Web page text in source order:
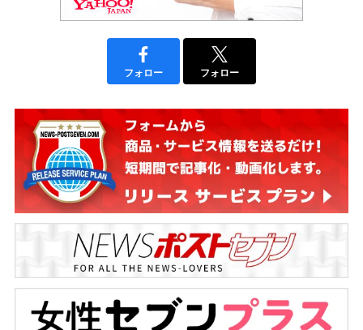
フォロー フォロー